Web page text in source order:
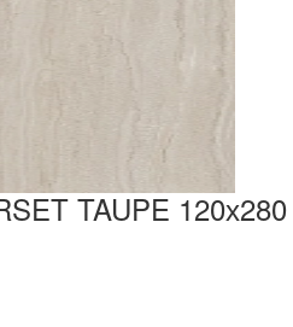
TAUPE 120х280